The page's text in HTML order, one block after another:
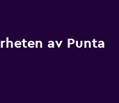
av Punta